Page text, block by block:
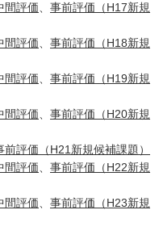
間評価
事前評価（H17新規
間評価
事前評価（H18新規
間評価
事前評価（H19新規
間評価
事前評価（H20新規
前評価（H21新規候補課題）
間評価
事前評価（H22新規
間評価
事前評価（H23新規